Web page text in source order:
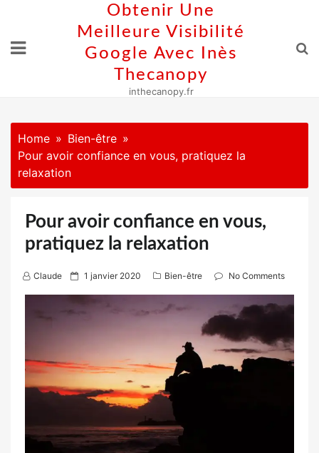
content
Obtenir Une
Meilleure Visibilité
Google Avec Inès
Thecanopy
inthecanopy.fr
Home
Bien-être
Pour avoir confiance en vous, pratiquez la
relaxation
Pour avoir confiance en vous,
pratiquez la relaxation
Claude
P
o
d
n
1 janvier 2020 Bien-être No Comments